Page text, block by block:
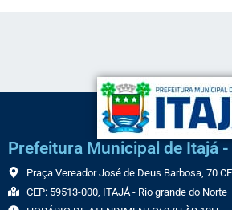
Prefeitura Municipal de Itajá -
Praça Vereador José de Deus Barbosa, 70
CEP: 59513-000, ITAJÁ - Rio grande do Norte